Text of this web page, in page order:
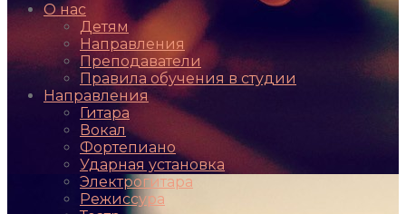
О нас
Детям
Направления
Преподаватели
Правила обучения в студии
Направления
Гитара
Вокал
Фортепиано
Ударная установка
Электрогитара
Режиссура